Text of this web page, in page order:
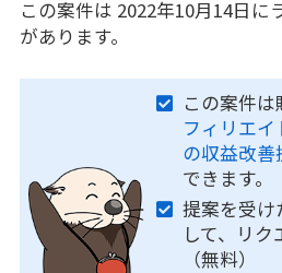
この案件は 2022年10月14日に
があります。
この案件は
フィリエ
の収益改善
できます。
提案を受け
して、リ
（無料）